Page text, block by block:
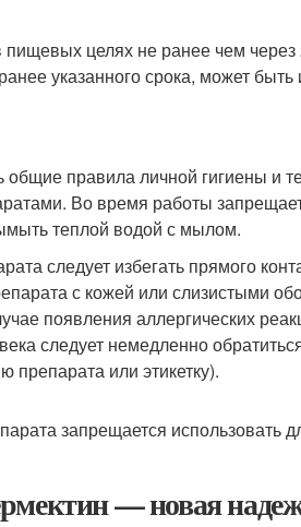
целях не ранее чем через
указанного срока, может быть
общие правила личной гигиены и
Во время работы
теплой водой с мылом.
следует избегать прямого
с кожей или слизистыми
появления аллергических
следует немедленно
или этикетку).
запрещается использовать
— новая